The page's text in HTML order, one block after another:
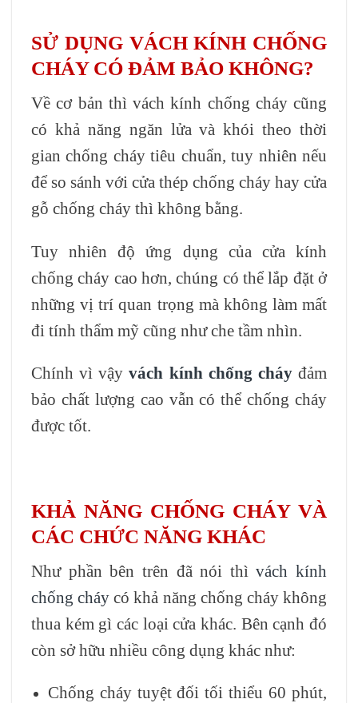
SỬ DỤNG VÁCH KÍNH CHỐNG
CHÁY CÓ ĐẢM BẢO KHÔNG?
Về cơ bản thì vách kính chống cháy cũng
có khả năng ngăn lửa và khói theo thời
gian chống cháy tiêu chuẩn, tuy nhiên nếu
để so sánh với cửa thép chống cháy hay cửa
gỗ chống cháy thì không bằng.
Tuy nhiên độ ứng dụng của cửa kính
chống cháy cao hơn, chúng có thể lắp đặt ở
những vị trí quan trọng mà không làm mất
đi tính thẩm mỹ cũng như che tầm nhìn.
Chính vì vậyvách kính chống cháyđảm
bảo chất lượng cao vẫn có thể chống cháy
được tốt.
KHẢ NĂNG CHỐNG CHÁY VÀ
CÁC CHỨC NĂNG KHÁC
Như phần bên trên đã nói thì vách kính
chống cháycó khả năng chống cháy không
thua kém gì các loại cửa khác. Bên cạnh đó
còn sở hữu nhiều công dụng khác như:
Chống cháy tuyệt đối tối thiểu 60 phút,